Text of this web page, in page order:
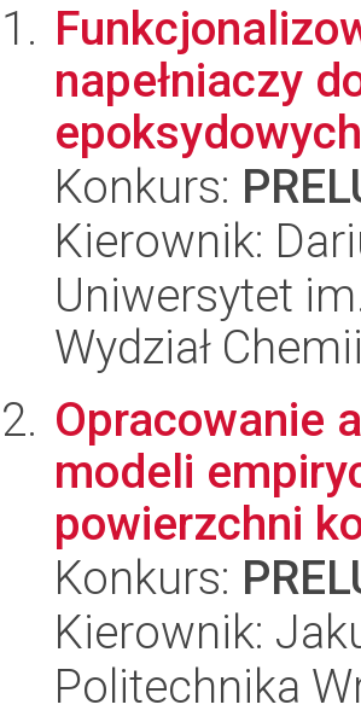
napełniaczy
Konkurs:
Kierownik:
Uniwersytet
Wydział Chemii
Opracowanie
modeli
powierzchni
Konkurs:
Kierownik:
Politechnika